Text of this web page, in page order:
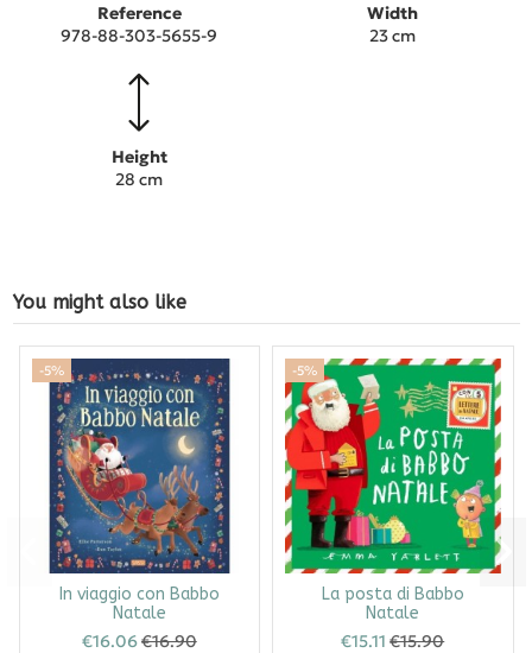
Reference
978-88-303-5655-9
Width
23 cm
Height
28 cm
You might also like
-5%
In viaggio con Babbo
Natale
€16.06€16.90
-5%
La posta di Babbo
Natale
€15.11€15.90